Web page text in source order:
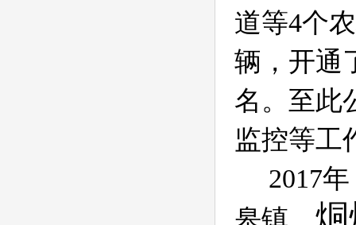
道等4个
辆，开通
名。至此
监控等工
2017年
皋镇、 烔